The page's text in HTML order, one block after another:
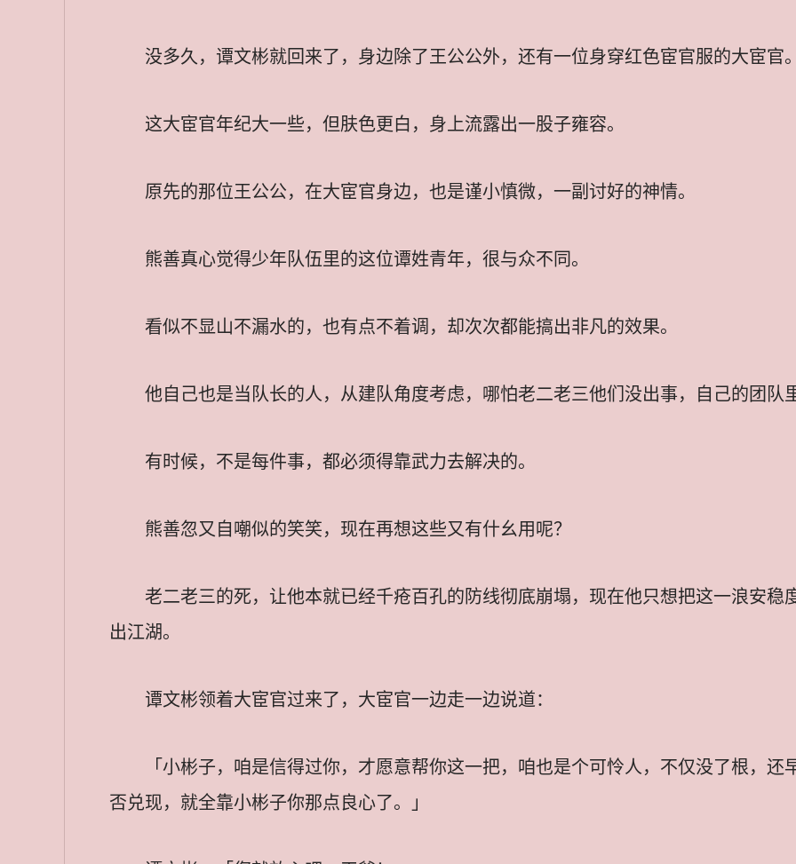
没多久，谭文彬就回来了，身边除了王公公外，还有一位身穿红色宦官服的大宦官
这大宦官年纪大一些，但肤色更白，身上流露出一股子雍容。
原先的那位王公公，在大宦官身边，也是谨小慎微，一副讨好的神情。
熊善真心觉得少年队伍里的这位谭姓青年，很与众不同。
看似不显山不漏水的，也有点不着调，却次次都能搞出非凡的效果。
他自己也是当队长的人，从建队角度考虑，哪怕老二老三他们没出事，自己的团队
有时候，不是每件事，都必须得靠武力去解决的。
熊善忽又自嘲似的笑笑，现在再想这些又有什幺用呢？
老二老三的死，让他本就已经千疮百孔的防线彻底崩塌，现在他只想把这一浪安稳
出江湖。
谭文彬领着大宦官过来了，大宦官一边走一边说道：
「小彬子，咱是信得过你，才愿意帮你这一把，咱也是个可怜人，不仅没了根，
否兑现，就全靠小彬子你那点良心了。」